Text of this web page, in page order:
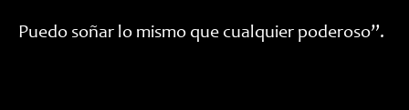
Puedo soñar lo mismo que cualquier poderoso”.